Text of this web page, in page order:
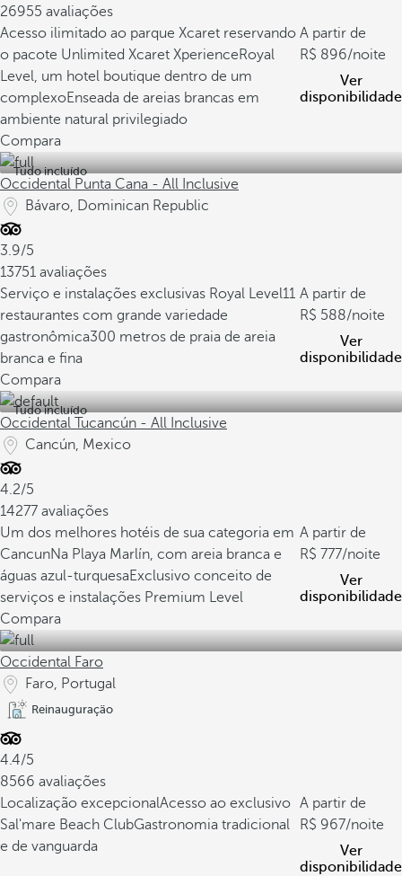
26955 avaliações
Acesso ilimitado ao parque Xcaret reservando
o pacote Unlimited Xcaret XperienceRoyal
Level, um hotel boutique dentro de um
complexoEnseada de areias brancas em
ambiente natural privilegiado
A partir de
896/noite
Ver
disponibilidade
Compara
Tudo incluído
Occidental Punta Cana - All Inclusive
Bávaro, Dominican Republic
3.9/5
13751 avaliações
Serviço e instalações exclusivas Royal Level11
restaurantes com grande variedade
gastronômica300 metros de praia de areia
branca e fina
A partir de
588/noite
Ver
disponibilidade
Compara
Tudo incluído
Occidental Tucancún - All Inclusive
Cancún, Mexico
4.2/5
14277 avaliações
Um dos melhores hotéis de sua categoria em
CancunNa Playa Marlín, com areia branca e
águas azul-turquesaExclusivo conceito de
serviços e instalações Premium Level
A partir de
777/noite
Ver
disponibilidade
Compara
Occidental Faro
Faro, Portugal
Reinauguração
4.4/5
8566 avaliações
Localização excepcionalAcesso ao exclusivo
Sal'mare Beach ClubGastronomia tradicional
e de vanguarda
A partir de
967/noite
Ver
disponibilidade